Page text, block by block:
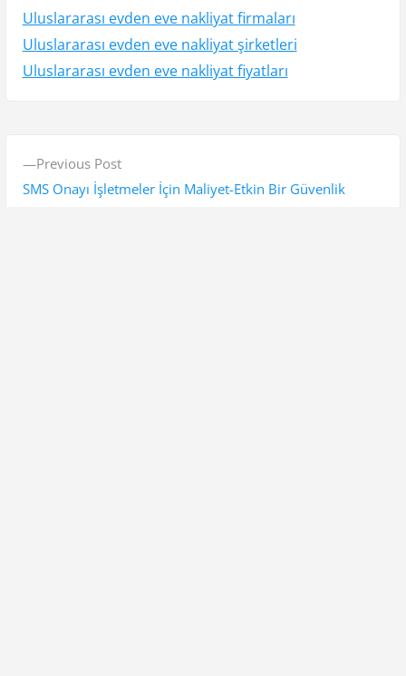
Uluslararası evden eve nakliyat firmaları
Uluslararası evden eve nakliyat şirketleri
Uluslararası evden eve nakliyat fiyatları
Previous PostP
r
SMS Onayı İşletmeler İçin Maliyet-Etkin Bir Güvenlik